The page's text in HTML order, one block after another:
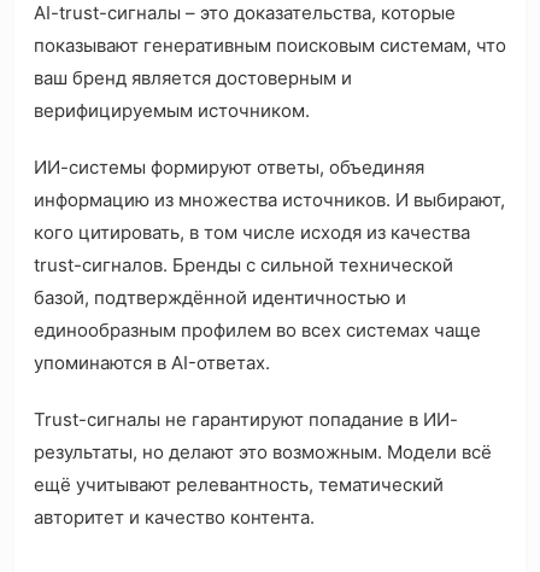
AI-trust-сигналы – это доказательства, которые
показывают генеративным поисковым системам, что
ваш бренд является достоверным и
верифицируемым источником.
ИИ-системы формируют ответы, объединяя
информацию из множества источников. И выбирают,
кого цитировать, в том числе исходя из качества
trust-сигналов. Бренды с сильной технической
базой, подтверждённой идентичностью и
единообразным профилем во всех системах чаще
упоминаются в AI-ответах.
Trust-сигналы не гарантируют попадание в ИИ-
результаты, но делают это возможным. Модели всё
ещё учитывают релевантность, тематический
авторитет и качество контента.